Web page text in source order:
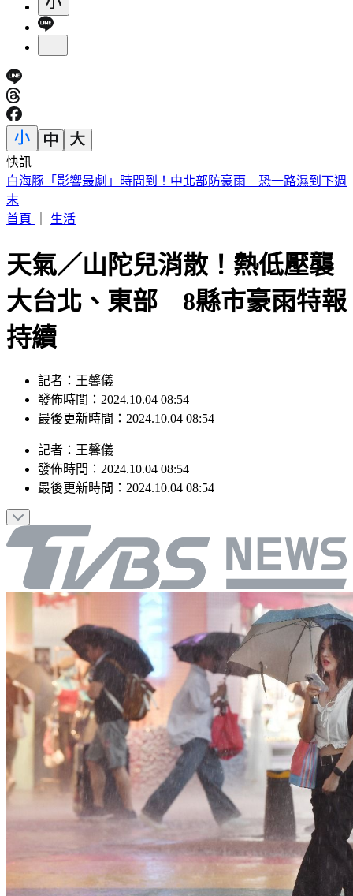
快訊
快訊／白海豚颱風假！連江縣宣布9日停止上班上課
首頁
天氣／山陀兒消散！熱低壓襲
大台北、東部 8縣市豪雨特報
持續
發佈時間：2024.10.04 08:54
最後更新時間：2024.10.04 08:54
發佈時間：2024.10.04 08:54
最後更新時間：2024.10.04 08:54